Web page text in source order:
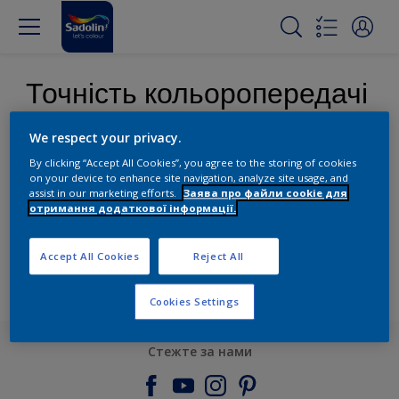
Точність кольоропередачі
Ми зробили все можливе, аби кольори наших продуктів
на екрані Вашого компьютера або мобільного
пристрою відповідали дійсності. Проте кольори на
екрані можуть змінюватися залежно від налаштувань
колірного профілю і роздільної здатності Вашого
монітора. Тому, вибираючи товар, не можна
покладатися виключно на ті кольори, які Ви бачите на
нашому сайті.
Стежте за нами
We respect your privacy.
By clicking “Accept All Cookies”, you agree to the storing of cookies
on your device to enhance site navigation, analyze site usage, and
assist in our marketing efforts.
Заява про файли cookie для
отримання додаткової інформації.
Reject All
Accept All Cookies
Cookies Settings